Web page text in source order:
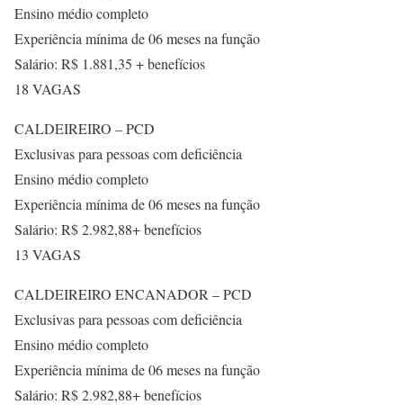
Ensino médio completo
Experiência mínima de 06 meses na função
Salário: R$ 1.881,35 + benefícios
18 VAGAS
CALDEIREIRO – PCD
Exclusivas para pessoas com deficiência
Ensino médio completo
Experiência mínima de 06 meses na função
Salário: R$ 2.982,88+ benefícios
13 VAGAS
CALDEIREIRO ENCANADOR – PCD
Exclusivas para pessoas com deficiência
Ensino médio completo
Experiência mínima de 06 meses na função
Salário: R$ 2.982,88+ benefícios